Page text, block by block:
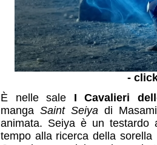
-
È nelle sale I Cavalieri
manga Saint Seiyadi Masami
animata. Seiya è un testardo
tempo alla ricerca della